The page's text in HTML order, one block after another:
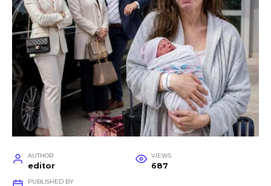
AUTHOR
editor
VIEWS
687
PUBLISHED BY